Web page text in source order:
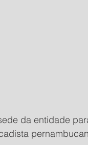
da entidade